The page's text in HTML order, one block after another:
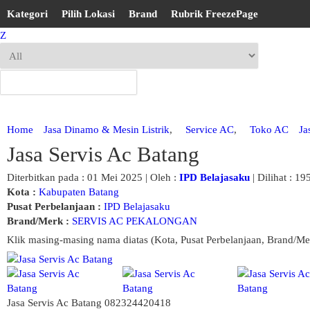
Kategori Pilih Lokasi Brand
Rubrik FreezePage
Z
Home Jasa Dinamo & Mesin Listrik, Service AC, Toko AC
Jasa Servis Ac Batang
Diterbitkan pada : 01 Mei 2025 | Oleh : IPD Belajasaku | Dilihat :
Kota : Kabupaten Batang
Pusat Perbelanjaan : IPD Belajasaku
Brand/Merk : SERVIS AC PEKALONGAN
Klik masing-masing nama diatas (Kota, Pusat Perbelanjaan, Brand/
Jasa Servis Ac Batang 082324420418